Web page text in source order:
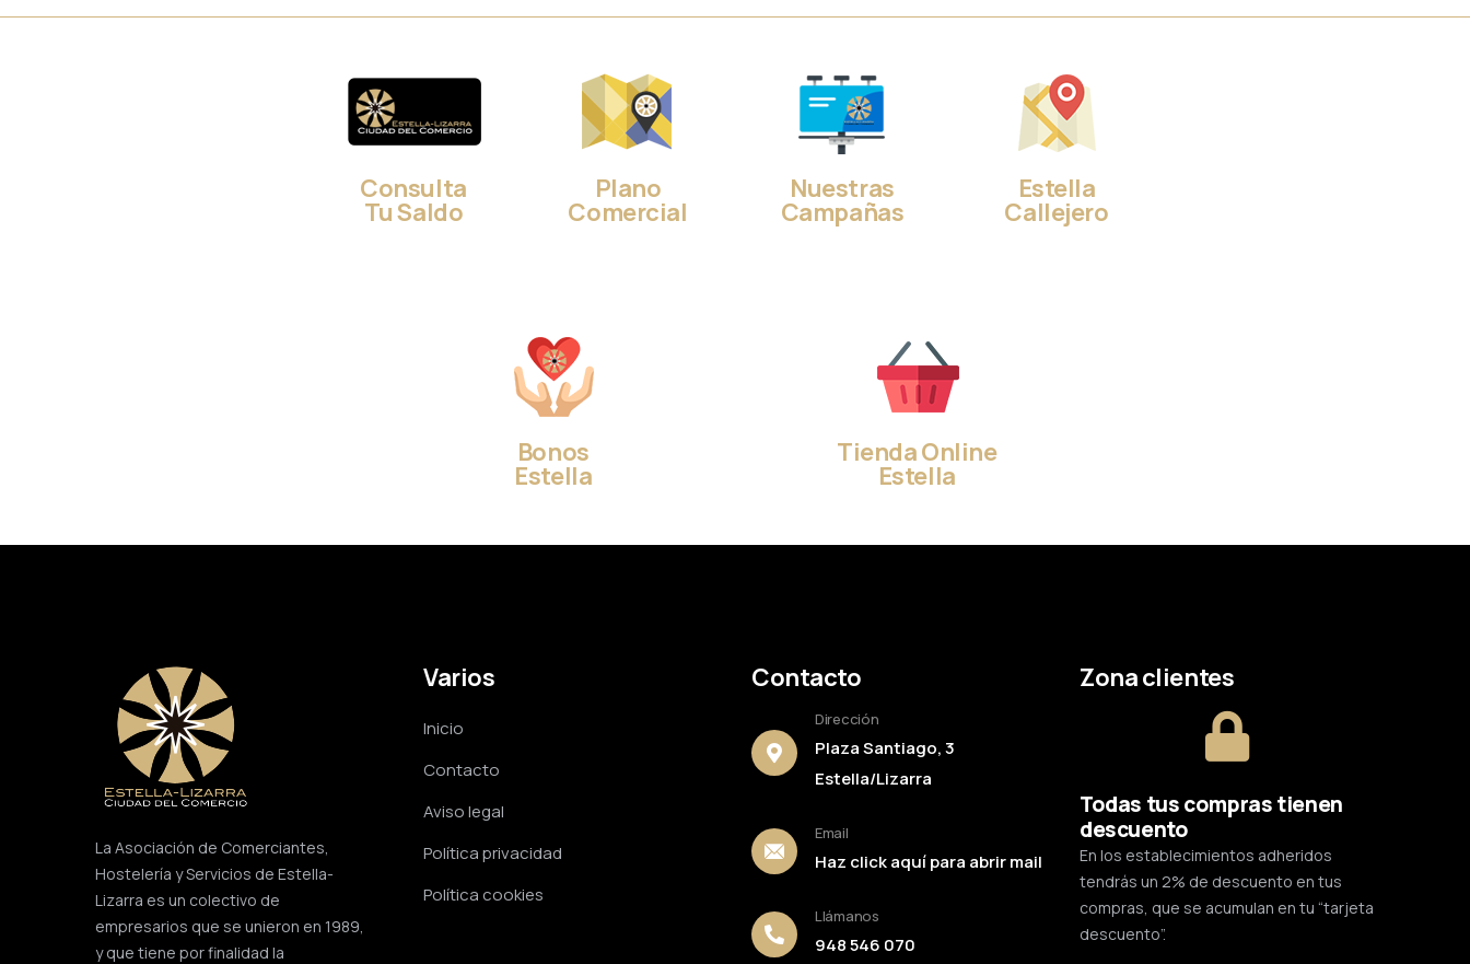
Consulta
Tu Saldo
Plano
Comercial
Nuestras
Campañas
Estella
Callejero
Bonos
Estella
Tienda Online
Estella
La Asociación de Comerciantes,
Hostelería y Servicios de Estella-
Lizarra es un colectivo de
empresarios que se unieron en 1989,
y que tiene por finalidad la
Varios
Inicio
Contacto
Aviso legal
Política privacidad
Política cookies
Contacto
Dirección
Plaza Santiago, 3
Estella/Lizarra
Email
Haz click aquí para abrir mail
Llámanos
948 546 070
Zona clientes
Todas tus compras tienen
descuento
En los establecimientos adheridos
tendrás un 2% de descuento en tus
compras, que se acumulan en tu “tarjeta
descuento”.